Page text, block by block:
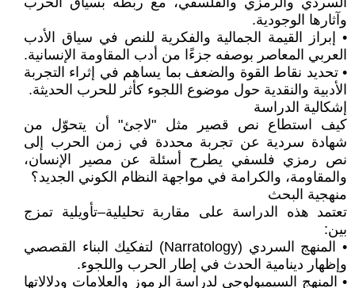
وآثارها الوجودية.
• إبراز القيمة الجمالية والفكرية للنص في سياق الأدب
العربي المعاصر بوصفه جزءًا من أدب المقاومة الإنسانية.
• تحديد نقاط القوة والضعف بما يساهم في إثراء التجربة
الأدبية والنقدية حول موضوع اللجوء كأثر للحرب الحديثة.
إشكالية الدراسة
كيف استطاع نص قصير مثل "لاجئ" أن يتحوّل من
شهادة سردية عن تجربة محددة في زمن الحرب إلى
نص رمزي فلسفي يطرح أسئلة عن مصير الإنسان،
والمقاومة، والكرامة في مواجهة النظام الكوني الجديد؟
منهجية البحث
تعتمد هذه الدراسة على مقاربة تحليلية–تأويلية تمزج
بين:
• المنهج السردي (Narratology) لتفكيك البناء القصصي
وإظهار دينامية الحدث في إطار الحرب واللجوء.
• المنهج السيميولوجي لدراسة الرموز والعلامات ودلالاتها